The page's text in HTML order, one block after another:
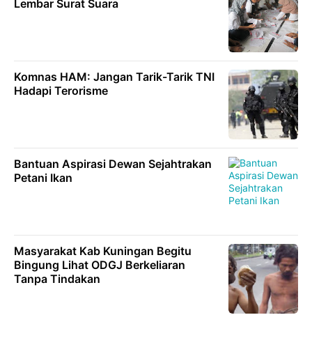
Lembar Surat Suara
Komnas HAM: Jangan Tarik-Tarik TNI
Hadapi Terorisme
Bantuan Aspirasi Dewan Sejahtrakan
Petani Ikan
Masyarakat Kab Kuningan Begitu
Bingung Lihat ODGJ Berkeliaran
Tanpa Tindakan